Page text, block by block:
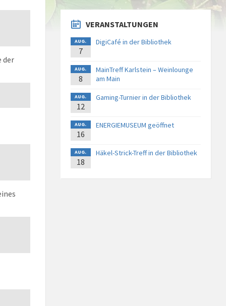
der
VERANSTALTUNGEN
AUG.
7
DigiCafé in der Bibliothek
AUG.
8
MainTreff Karlstein – Weinlounge
am Main
AUG.
12
Gaming-Turnier in der Bibliothek
AUG.
16
ENERGIEMUSEUM geöffnet
AUG.
18
Häkel-Strick-Treff in der Bibliothek